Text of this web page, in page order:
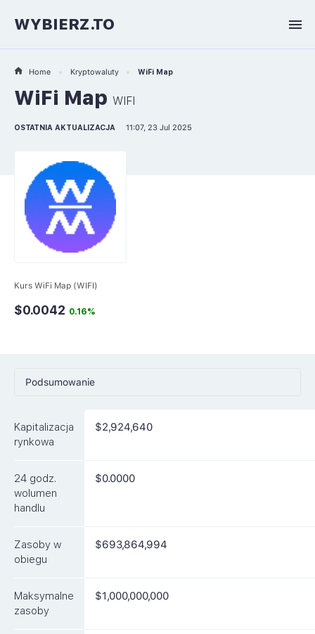
WYBIERZ.TO
Home Kryptowaluty WiFi Map
WiFi Map WIFI
OSTATNIA AKTUALIZACJA 11:07, 23 Jul 2025
Kurs WiFi Map (WIFI)
$0.0042 0.16%
Podsumowanie
Rynki
FAQ
Kapitalizacja
rynkowa
$2,924,640
24 godz.
wolumen
handlu
$0.0000
Zasoby w
obiegu
$693,864,994
Maksymalne
zasoby
$1,000,000,000